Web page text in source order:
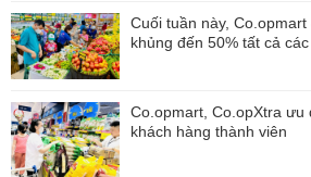
Cuối tuần này,
khủng đến 50% tất cả
Co.opmart, Co.opXtra ưu
khách hàng thành viên